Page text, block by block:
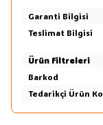
Garanti Bilgisi
Teslimat Bilgisi
Ürün Filtreleri
Barkod
Tedarikçi Ürün